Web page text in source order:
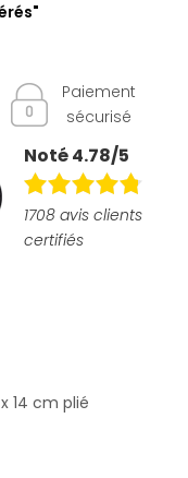
Paiement
sécurisé
Noté 4.78/5
1708 avis clients
certifiés
14 cm plié